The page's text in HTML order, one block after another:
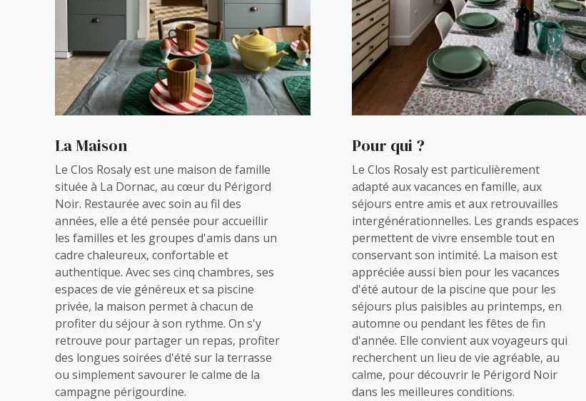
La Maison
Le Clos Rosaly est une maison de famille
située à La Dornac, au cœur du Périgord
Noir. Restaurée avec soin au fil des
années, elle a été pensée pour accueillir
les familles et les groupes d'amis dans un
cadre chaleureux, confortable et
authentique. Avec ses cinq chambres, ses
espaces de vie généreux et sa piscine
privée, la maison permet à chacun de
profiter du séjour à son rythme. On s'y
retrouve pour partager un repas, profiter
des longues soirées d'été sur la terrasse
ou simplement savourer le calme de la
campagne périgourdine.
Pour qui ?
Le Clos Rosaly est particulièrement
adapté aux vacances en famille, aux
séjours entre amis et aux retrouvailles
intergénérationnelles. Les grands espaces
permettent de vivre ensemble tout en
conservant son intimité. La maison est
appréciée aussi bien pour les vacances
d'été autour de la piscine que pour les
séjours plus paisibles au printemps, en
automne ou pendant les fêtes de fin
d'année. Elle convient aux voyageurs qui
recherchent un lieu de vie agréable, au
calme, pour découvrir le Périgord Noir
dans les meilleures conditions.